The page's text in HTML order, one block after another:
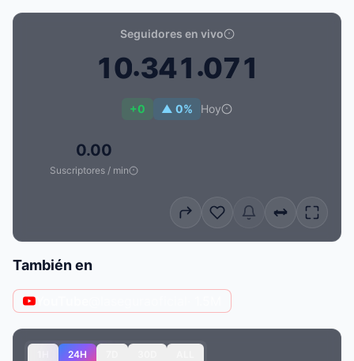
Seguidores en vivo
10.341.071
+0 ▲ 0% Hoy
0.00
Suscriptores / min
También en
24H